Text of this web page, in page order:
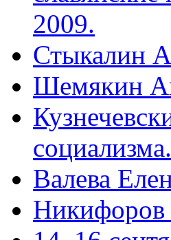
2009.
Стыкалин
Шемякин
Валева
Никифоров